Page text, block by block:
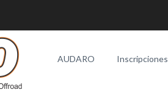
AUDARO Inscripciones